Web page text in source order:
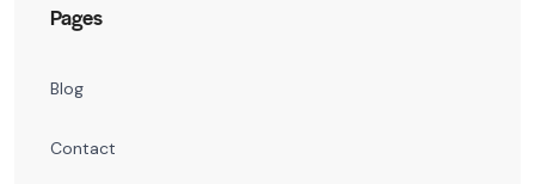
Pages
Blog
Contact